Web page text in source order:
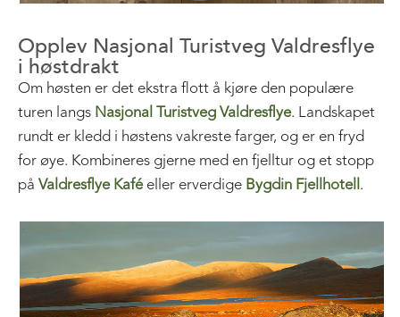
Opplev Nasjonal Turistveg Valdresflye
i høstdrakt
Om høsten er det ekstra flott å kjøre den populære
turen langs Nasjonal Turistveg Valdresflye. Landskapet
rundt er kledd i høstens vakreste farger, og er en fryd
for øye. Kombineres gjerne med en fjelltur og et stopp
på Valdresflye Kaféeller erverdige Bygdin Fjellhotell .